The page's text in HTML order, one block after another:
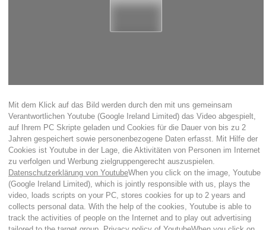
Mit dem Klick auf das Bild werden durch den mit uns gemeinsam
Verantwortlichen Youtube (Google Ireland Limited) das Video abgespielt,
auf Ihrem PC Skripte geladen und Cookies für die Dauer von bis zu 2
Jahren gespeichert sowie personenbezogene Daten erfasst. Mit Hilfe der
Cookies ist Youtube in der Lage, die Aktivitäten von Personen im Internet
zu verfolgen und Werbung zielgruppengerecht auszuspielen.
Datenschutzerklärung von YoutubeWhen you click on the image, Youtube
(Google Ireland Limited), which is jointly responsible with us, plays the
video, loads scripts on your PC, stores cookies for up to 2 years and
collects personal data. With the help of the cookies, Youtube is able to
track the activities of people on the Internet and to play out advertising